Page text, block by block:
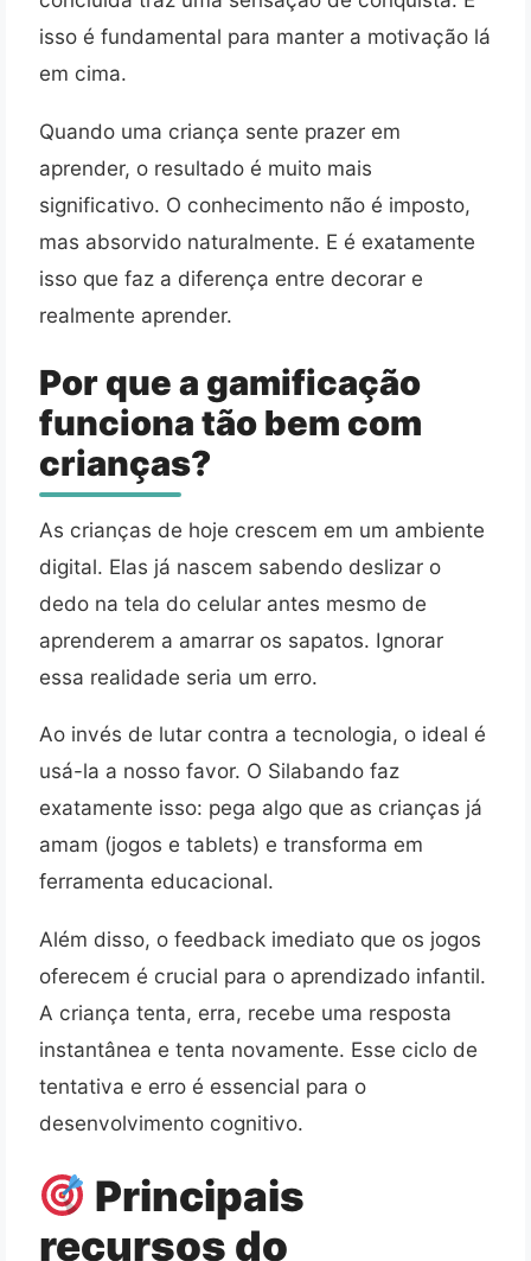
isso é fundamental para manter a motivação lá
em cima.
Quando uma criança sente prazer em
aprender, o resultado é muito mais
significativo. O conhecimento não é imposto,
mas absorvido naturalmente. E é exatamente
isso que faz a diferença entre decorar e
realmente aprender.
Por que a gamificação
funciona tão bem com
crianças?
As crianças de hoje crescem em um ambiente
digital. Elas já nascem sabendo deslizar o
dedo na tela do celular antes mesmo de
aprenderem a amarrar os sapatos. Ignorar
essa realidade seria um erro.
Ao invés de lutar contra a tecnologia, o ideal é
usá-la a nosso favor. O Silabando faz
exatamente isso: pega algo que as crianças já
amam (jogos e tablets) e transforma em
ferramenta educacional.
Além disso, o feedback imediato que os jogos
oferecem é crucial para o aprendizado infantil.
A criança tenta, erra, recebe uma resposta
instantânea e tenta novamente. Esse ciclo de
tentativa e erro é essencial para o
desenvolvimento cognitivo.
Principais
recursos do